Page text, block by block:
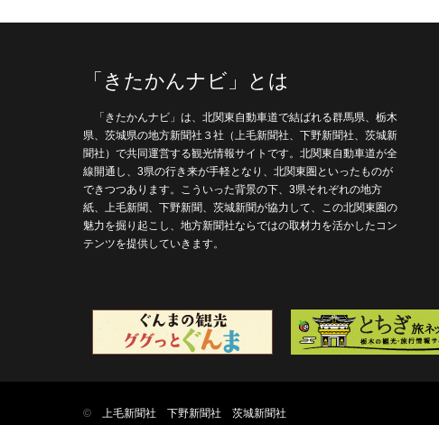
「きたかんナビ」とは
「きたかんナビ」は、北関東自動車道で結ばれる群馬県、栃木
県、茨城県の地方新聞社３社（上毛新聞社、下野新聞社、茨城新
聞社）で共同運営する観光情報サイトです。北関東自動車道が全
線開通し、3県の行き来が手軽となり、北関東圏といったものが
できつつあります。こういった背景の下、3県それぞれの地方
紙、上毛新聞、下野新聞、茨城新聞が協力して、この北関東圏の
魅力を掘り起こし、地方新聞社ならではの取材力を活かしたコン
テンツを提供していきます。
© 上毛新聞社 下野新聞社 茨城新聞社